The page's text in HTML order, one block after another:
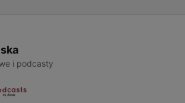
i podcasty